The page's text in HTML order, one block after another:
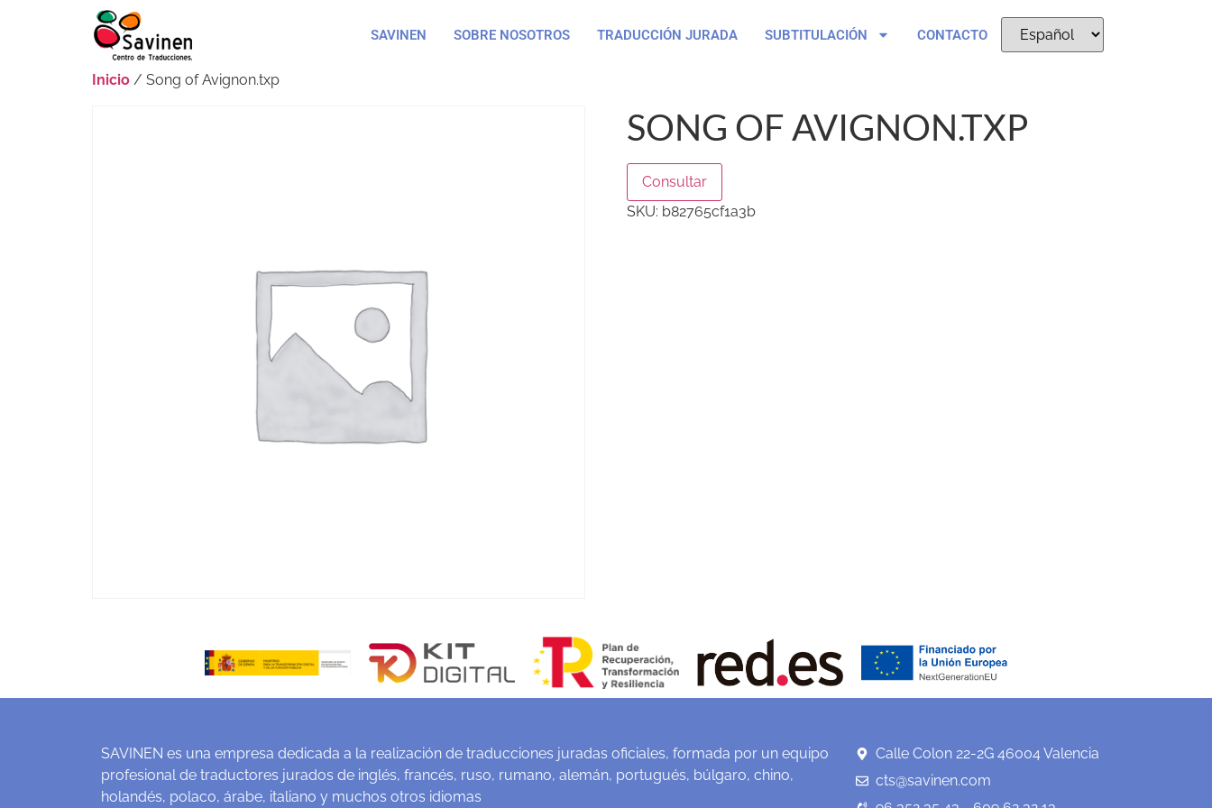
SAVINEN SOBRE NOSOTROS TRADUCCIÓN JURADA SUBTITULACIÓN CONTACTO
Inicio / Song of Avignon.txp
SONG OF AVIGNON.TXP
Consultar
SKU: b82765cf1a3b
SAVINEN es una empresa dedicada a la realización de traducciones juradas oficiales, formada por un equipo
profesional de traductores jurados de inglés, francés, ruso, rumano, alemán, portugués, búlgaro, chino,
holandés, polaco, árabe, italiano y muchos otros idiomas
Calle Colon 22-2G 46004 Valencia
cts@savinen.com